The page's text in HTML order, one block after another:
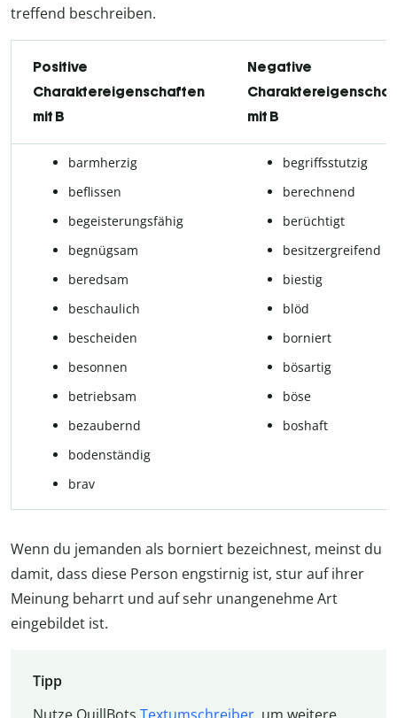
treffend beschreiben.
Positive
Charaktereigenschaften
mit B
Negative
mit B
barmherzig
beflissen
begeisterungsfähig
begnügsam
beredsam
beschaulich
bescheiden
besonnen
betriebsam
bezaubernd
bodenständig
brav
begriffsstutzig
berechnend
berüchtigt
besitzergreifend
biestig
blöd
borniert
bösartig
böse
boshaft
Wenn du jemanden als borniert bezeichnest, meinst du
damit, dass diese Person engstirnig ist, stur auf ihrer
Meinung beharrt und auf sehr unangenehme Art
eingebildet ist.
Tipp